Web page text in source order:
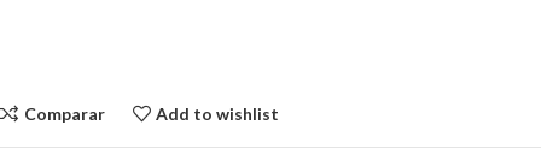
Comparar Add to wishlist